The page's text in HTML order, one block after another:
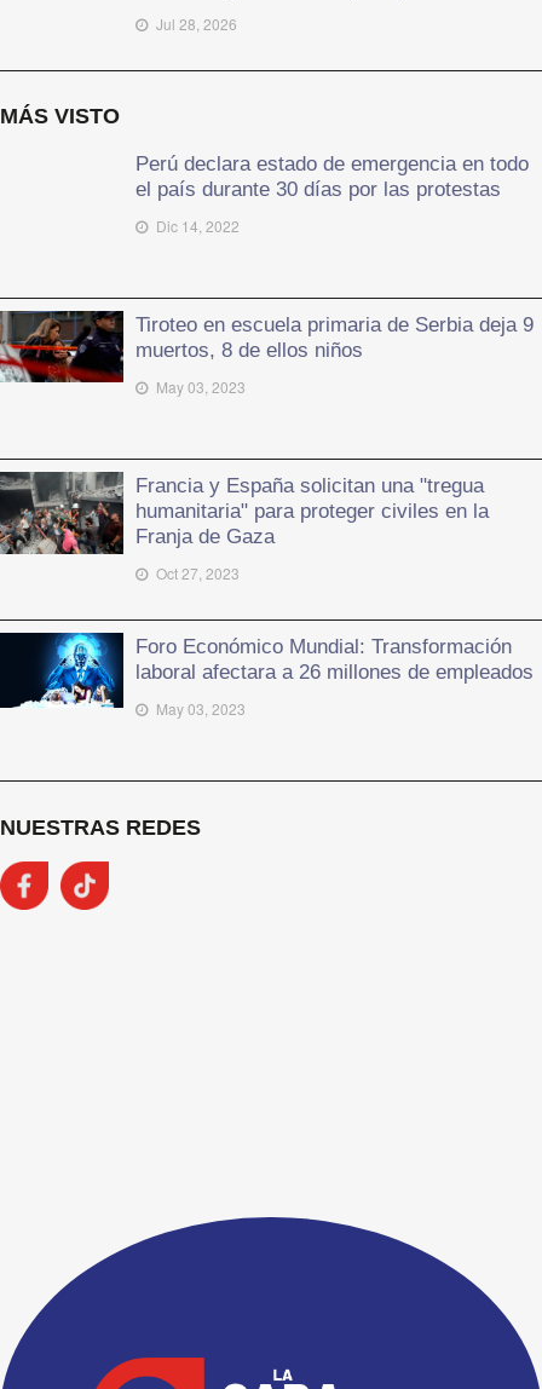
Jul 28, 2026
MÁS VISTO
Perú declara estado de emergencia en todo
el país durante 30 días por las protestas
Dic 14, 2022
Tiroteo en escuela primaria de Serbia deja 9
muertos, 8 de ellos niños
May 03, 2023
Francia y España solicitan una "tregua
humanitaria" para proteger civiles en la
Franja de Gaza
Oct 27, 2023
Foro Económico Mundial: Transformación
laboral afectara a 26 millones de empleados
May 03, 2023
NUESTRAS REDES